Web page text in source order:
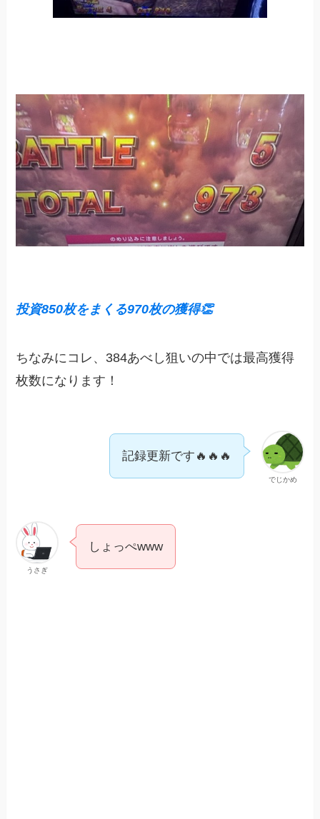
投資850枚をまくる970枚の獲得👏
ちなみにコレ、384あべし狙いの中では最高獲得
枚数になります！
でじかめ
記録更新です🔥🔥🔥
うさぎ
しょっぺwww